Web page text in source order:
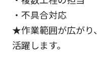
・不具合対応
★作業範囲が広がり
活躍します。